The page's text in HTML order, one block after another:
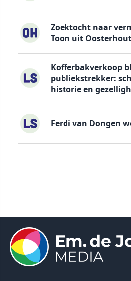
Zoektocht naar
Toon uit
Kofferbakverkoop
publiekstrekker:
historie en
Ferdi van Dongen